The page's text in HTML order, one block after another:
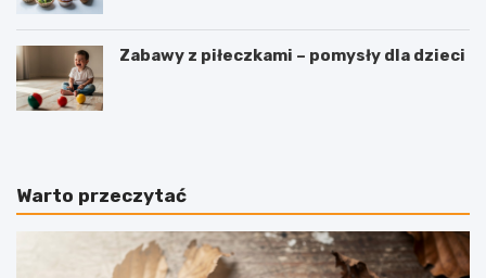
Zabawy z piłeczkami – pomysły dla dzieci
Warto przeczytać